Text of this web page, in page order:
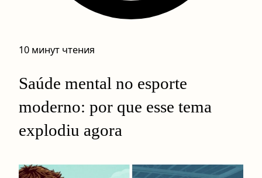
10 минут чтения
Saúde mental no esporte
moderno: por que esse tema
explodiu agora